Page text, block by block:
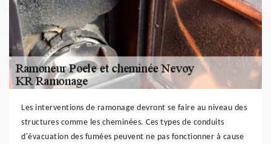
Les interventions de ramonage devront se faire au niveau des
structures comme les cheminées. Ces types de conduits
d'évacuation des fumées peuvent ne pas fonctionner à cause